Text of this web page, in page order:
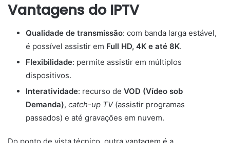
Vantagens do IPTV
Qualidade de transmissão: com banda larga estável,
é possível assistir em Full HD, 4K e até 8K.
Flexibilidade: permite assistir em múltiplos
dispositivos.
Interatividade: recurso de VOD (Vídeo sob
Demanda), catch-up TV(assistir programas
passados) e até gravações em nuvem.